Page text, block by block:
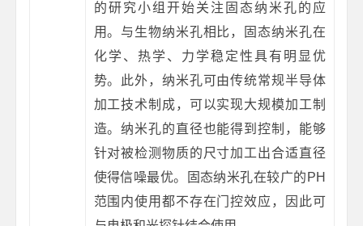
的研究小组开始关注固态纳米孔的应
用。与生物纳米孔相比，固态纳米孔在
化学、热学、力学稳定性具有明显优
势。此外，纳米孔可由传统常规半导体
加工技术制成，可以实现大规模加工制
造。纳米孔的直径也能得到控制，能够
针对被检测物质的尺寸加工出合适直径
使得信噪最优。固态纳米孔在较广的PH
范围内使用都不存在门控效应，因此可